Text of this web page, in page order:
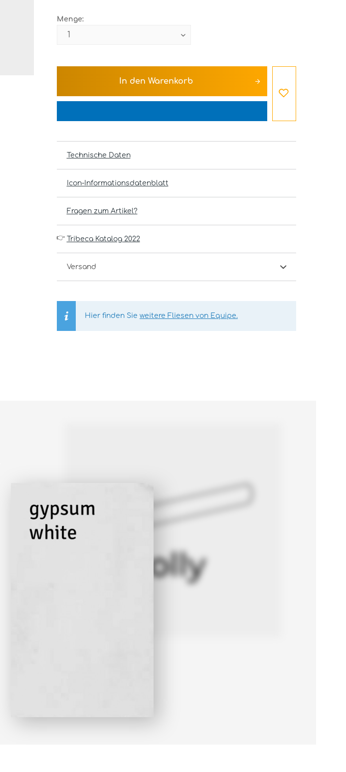
Menge:
In den Warenkorb
Technische Daten
Icon-Informationsdatenblatt
Fragen zum Artikel?
👉 Tribeca Katalog 2022
Versand
Hier finden Sie weitere Fliesen von Equipe.